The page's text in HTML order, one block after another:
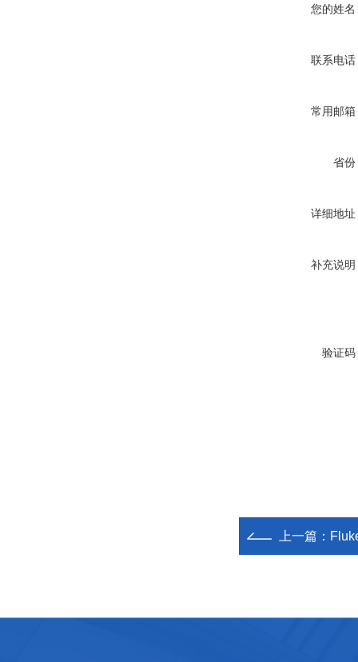
您的姓名
联系电话
常用邮箱
省份
详细地址
补充说明
验证码
上一篇：